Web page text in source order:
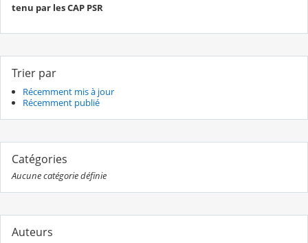
tenu par les CAP PSR
Trier par
Récemment mis à jour
Récemment publié
Catégories
Aucune catégorie définie
Auteurs